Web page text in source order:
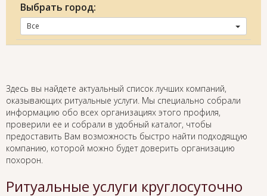
Выбрать город:
Все
Здесь вы найдете актуальный список лучших компаний,
оказывающих ритуальные услуги. Мы специально собрали
информацию обо всех организациях этого профиля,
проверили ее и собрали в удобный каталог, чтобы
предоставить Вам возможность быстро найти подходящую
компанию, которой можно будет доверить организацию
похорон.
Ритуальные услуги круглосуточно